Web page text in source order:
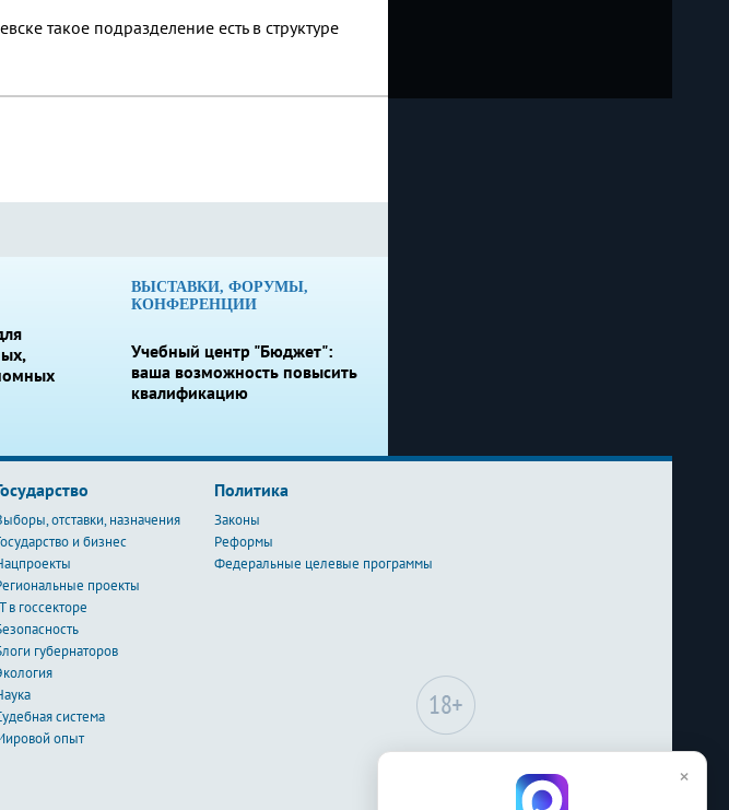
такое подразделение есть в структуре
ВЫСТАВКИ, ФОРУМЫ,
КОНФЕРЕНЦИИ
Учебный центр "Бюджет":
ваша возможность повысить
квалификацию
Сайт может содержать
предназначенные для лиц
отставки, назначения
и бизнес
проекты
в госсекторе
губернаторов
система
опыт
Политика
Законы
Реформы
Федеральные целевые программы
×